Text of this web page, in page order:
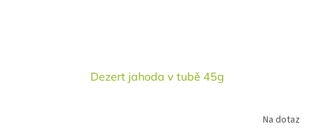
Dezert jahoda v tubě 45g
Na dotaz